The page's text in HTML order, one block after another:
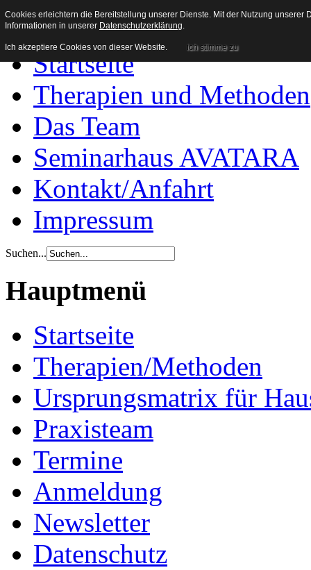
Heilpraxis Wachenroth
Startseite
Therapien und Methoden
Das Team
Seminarhaus AVATARA
Kontakt/Anfahrt
Impressum
Suchen...
Hauptmenü
Startseite
Therapien/Methoden
Ursprungsmatrix für
Praxisteam
Termine
Anmeldung
Newsletter
Datenschutz
Cookies erleichtern die Bereitstellung unserer Dienste. Mit der Nutzung
Informationen in unserer Datenschutzerklärung.
Ich akzeptiere Cookies von dieser Website. ich stimme zu